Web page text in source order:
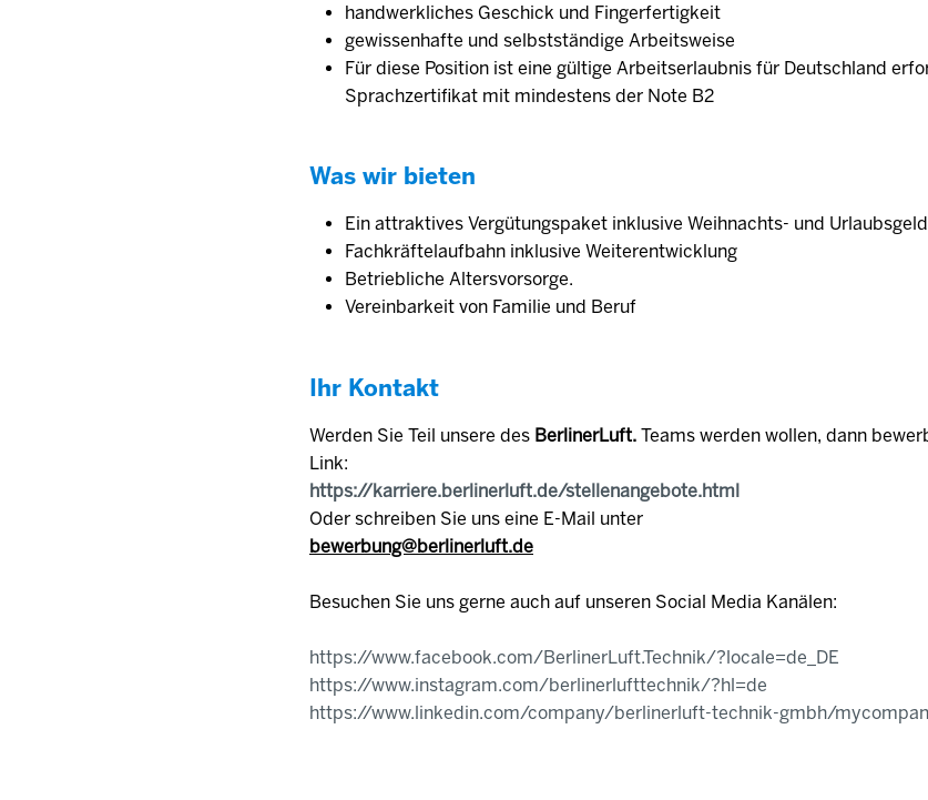
handwerkliches Geschick und Fingerfertigkeit
gewissenhafte und selbstständige Arbeitsweise
Für diese Position ist eine gültige Arbeitserlaubnis für Deutschland
Sprachzertifikat mit mindestens der Note B2
Was wir bieten
Ein attraktives Vergütungspaket inklusive Weihnachts- und Urlaubsgeld
Fachkräftelaufbahn inklusive Weiterentwicklung
Betriebliche Altersvorsorge.
Vereinbarkeit von Familie und Beruf
Ihr Kontakt
Werden Sie Teil unsere des BerlinerLuft. Teams werden wollen, dann
Link:
https://karriere.berlinerluft.de/stellenangebote.html
Oder schreiben Sie uns eine E-Mail unter
bewerbung@berlinerluft.de
Besuchen Sie uns gerne auch auf unseren Social Media Kanälen:
https://www.facebook.com/BerlinerLuft.Technik/?locale=de_DE
https://www.instagram.com/berlinerlufttechnik/?hl=de
https://www.linkedin.com/company/berlinerluft-technik-gmbh/